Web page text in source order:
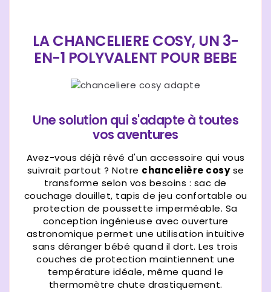
LA CHANCELIERE COSY, UN 3-
EN-1 POLYVALENT POUR BEBE
Une solution qui s'adapte à toutes
vos aventures
Avez-vous déjà rêvé d'un accessoire qui vous
suivrait partout ? Notre chancelière cosyse
transforme selon vos besoins : sac de
couchage douillet, tapis de jeu confortable ou
protection de poussette imperméable. Sa
conception ingénieuse avec ouverture
astronomique permet une utilisation intuitive
sans déranger bébé quand il dort. Les trois
couches de protection maintiennent une
température idéale, même quand le
thermomètre chute drastiquement.